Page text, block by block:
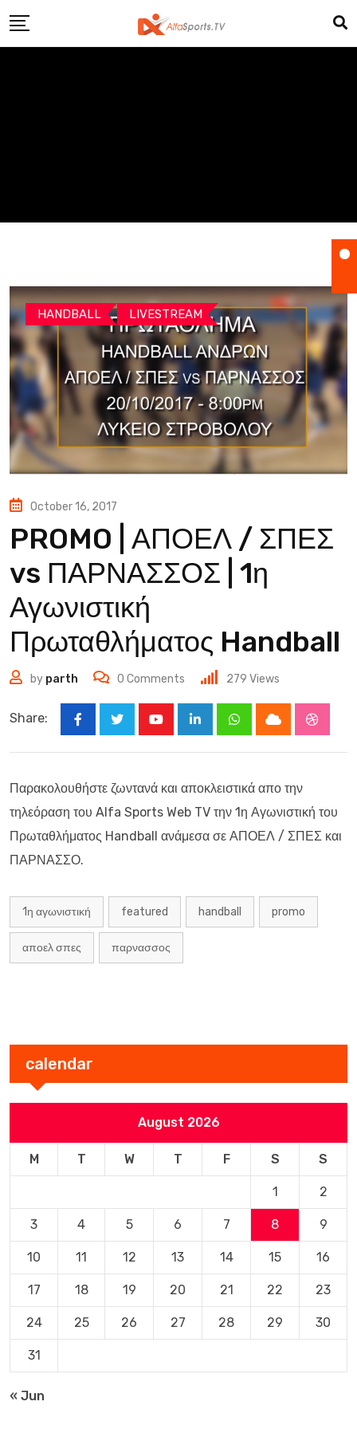
to
HANDBALL LIVESTREAM
October 16, 2017
PROMO | ΑΠΟΕΛ / ΣΠΕΣ
vs ΠΑΡΝΑΣΣΟΣ | 1η
Αγωνιστική
Πρωταθλήματος Handball
by parth 0 Comments 279 Views
Share:
LinkedInWhatsappCloud
Παρακολουθήστε ζωντανά και αποκλειστικά απο την
τηλεόραση του Alfa Sports Web TV την 1η Αγωνιστική του
Πρωταθλήματος Handball ανάμεσα σε ΑΠΟΕΛ / ΣΠΕΣ και
ΠΑΡΝΑΣΣΟ.
1η αγωνιστική featured handball promo
αποελ σπες παρνασσος
calendar
August 2026
M T W T F S S
1 2
3 4 5 6 7 8 9
10 11 12 13 14 15 16
17 18 19 20 21 22 23
24 25 26 27 28 29 30
31
« Jun